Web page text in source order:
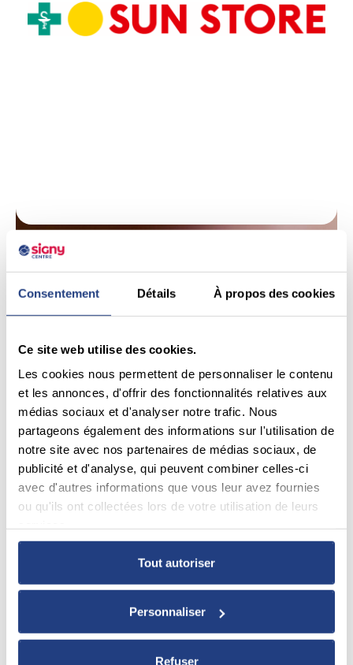
Consentement Détails À propos des cookies
Ce site web utilise des cookies.
Les cookies nous permettent de personnaliser le contenu
et les annonces, d'offrir des fonctionnalités relatives aux
médias sociaux et d'analyser notre trafic. Nous
partageons également des informations sur l'utilisation de
notre site avec nos partenaires de médias sociaux, de
publicité et d'analyse, qui peuvent combiner celles-ci
avec d'autres informations que vous leur avez fournies
ou qu'ils ont collectées lors de votre utilisation de leurs
Tout autoriser
Personnaliser
Refuser